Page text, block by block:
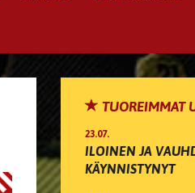
TUOREIMMAT
23.07.
ILOINEN JA
KÄYNNISTYNYT